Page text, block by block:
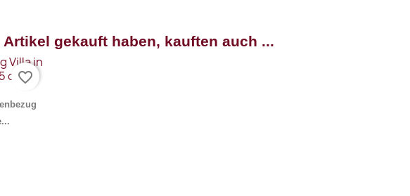
gekauft haben, kauften auch ...
favorite_border